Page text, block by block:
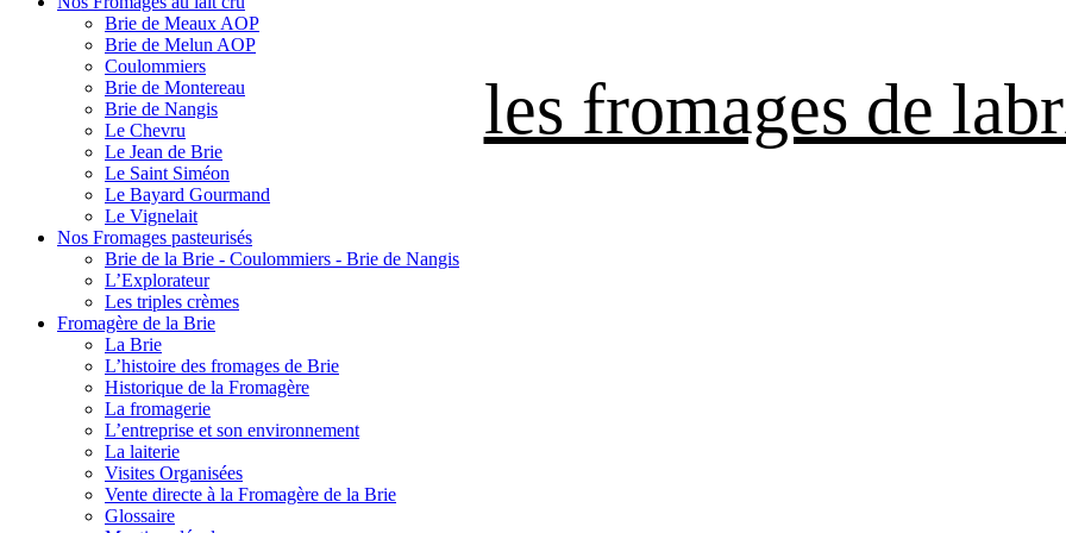
les fromages de
Brie de Meaux AOP
Brie de Melun AOP
Coulommiers
Brie de Montereau
Brie de Nangis
Le Chevru
Le Jean de Brie
Le Saint Siméon
Le Bayard Gourmand
Le Vignelait
Nos Fromages pasteurisés
Brie de la Brie - Coulommiers - Brie de Nangis
L’Explorateur
Les triples crèmes
Fromagère de la Brie
La Brie
L’histoire des fromages de Brie
Historique de la Fromagère
La fromagerie
L’entreprise et son environnement
La laiterie
Visites Organisées
Vente directe à la Fromagère de la Brie
Glossaire